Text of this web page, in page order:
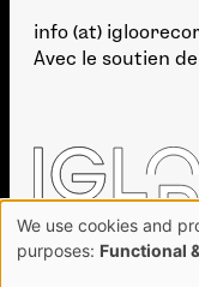
info (at)
Avec le soutien
Use
of
We use cookies and
purposes: Functional